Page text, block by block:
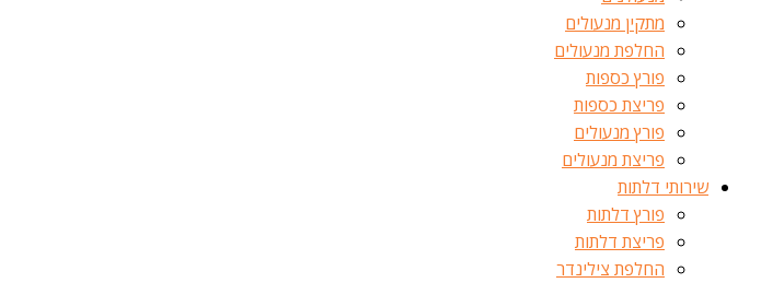
מתקין מנעולים
החלפת מנעולים
פורץ כספות
פריצת כספות
פורץ מנעולים
פריצת מנעולים
שירותי דלתות
פורץ דלתות
פריצת דלתות
החלפת צילינדר